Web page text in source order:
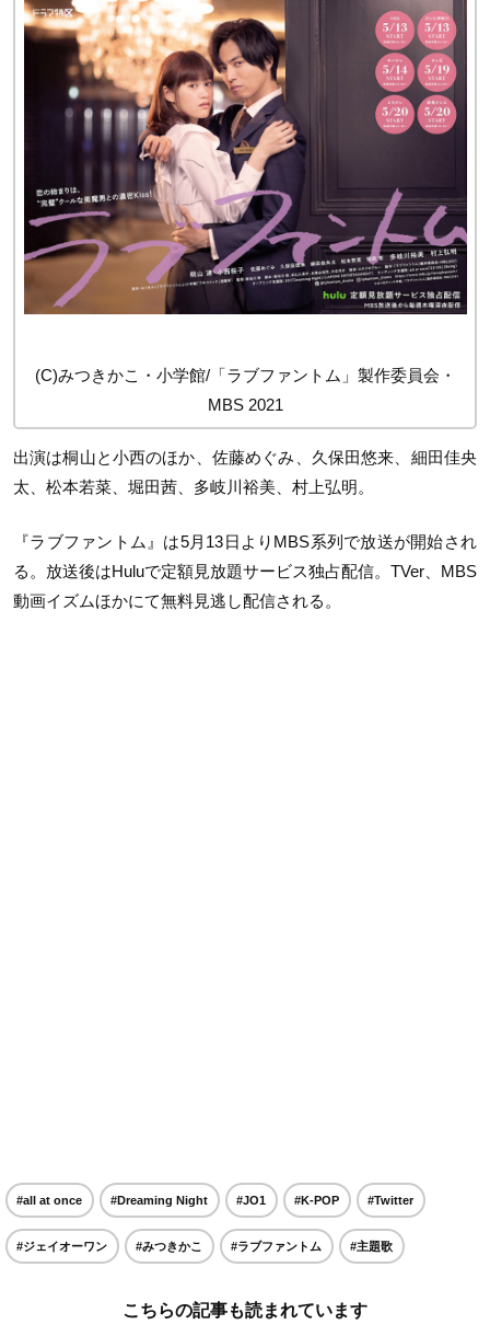
(C)みつきかこ・小学館/「ラブファントム」製作委員会・
MBS 2021
出演は桐山と小西のほか、佐藤めぐみ、久保田悠来、細田佳央
太、松本若菜、堀田茜、多岐川裕美、村上弘明。
『ラブファントム』は5月13日よりMBS系列で放送が開始され
る。放送後はHuluで定額見放題サービス独占配信。TVer、MBS
動画イズムほかにて無料見逃し配信される。
#all at once #Dreaming Night #JO1 #K-POP #Twitter
#ジェイオーワン #みつきかこ #ラブファントム #主題歌
こちらの記事も読まれています